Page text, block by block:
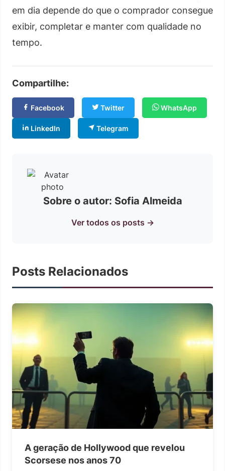
em dia depende do que o comprador consegue
exibir, completar e manter com qualidade no
tempo.
Compartilhe:
Facebook Twitter WhatsApp
LinkedIn Telegram
Sobre o autor: Sofia Almeida
Ver todos os posts →
Posts Relacionados
A geração de Hollywood que revelou
Scorsese nos anos 70